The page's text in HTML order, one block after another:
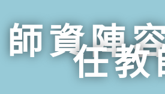
師資陣
任